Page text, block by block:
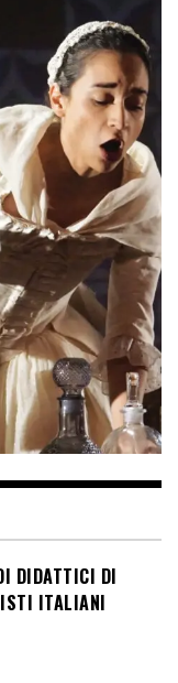
DIDATTICI DI
ITALIANI